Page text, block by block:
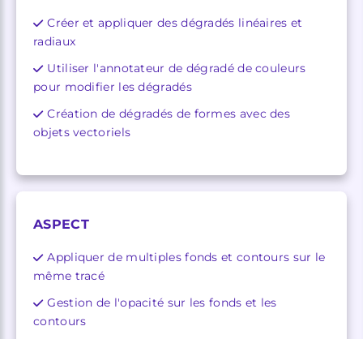
Créer et appliquer des dégradés linéaires et
radiaux
Utiliser l'annotateur de dégradé de couleurs
pour modifier les dégradés
Création de dégradés de formes avec des
objets vectoriels
ASPECT
Appliquer de multiples fonds et contours sur le
même tracé
Gestion de l'opacité sur les fonds et les
contours